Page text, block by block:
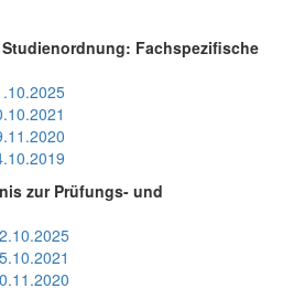
Fachspezifische
zur Prüfungs- und